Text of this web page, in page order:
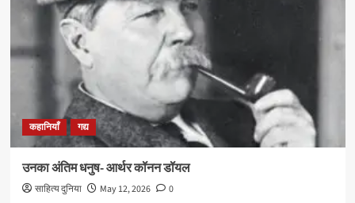
कहानियाँ गद्य
उनका अंतिम धनुष- आर्थर कॉनन डॉयल
साहित्य दुनिया May 12, 2026 0